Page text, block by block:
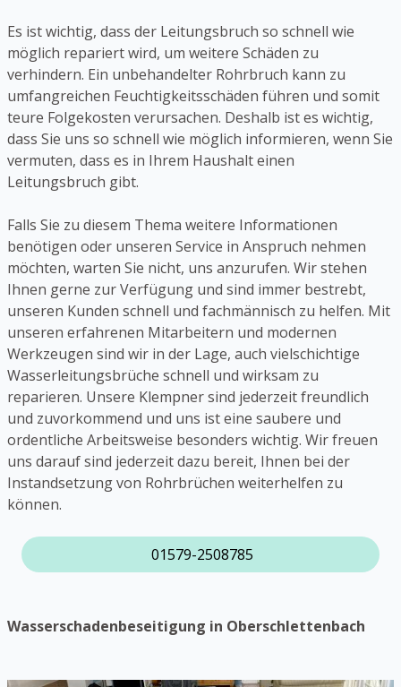
Es ist wichtig, dass der Leitungsbruch so schnell wie
möglich repariert wird, um weitere Schäden zu
verhindern. Ein unbehandelter Rohrbruch kann zu
umfangreichen Feuchtigkeitsschäden führen und somit
teure Folgekosten verursachen. Deshalb ist es wichtig,
dass Sie uns so schnell wie möglich informieren, wenn Sie
vermuten, dass es in Ihrem Haushalt einen
Leitungsbruch gibt.
Falls Sie zu diesem Thema weitere Informationen
benötigen oder unseren Service in Anspruch nehmen
möchten, warten Sie nicht, uns anzurufen. Wir stehen
Ihnen gerne zur Verfügung und sind immer bestrebt,
unseren Kunden schnell und fachmännisch zu helfen. Mit
unseren erfahrenen Mitarbeitern und modernen
Werkzeugen sind wir in der Lage, auch vielschichtige
Wasserleitungsbrüche schnell und wirksam zu
reparieren. Unsere Klempner sind jederzeit freundlich
und zuvorkommend und uns ist eine saubere und
ordentliche Arbeitsweise besonders wichtig. Wir freuen
uns darauf sind jederzeit dazu bereit, Ihnen bei der
Instandsetzung von Rohrbrüchen weiterhelfen zu
können.
01579-2508785
Wasserschadenbeseitigung in Oberschlettenbach